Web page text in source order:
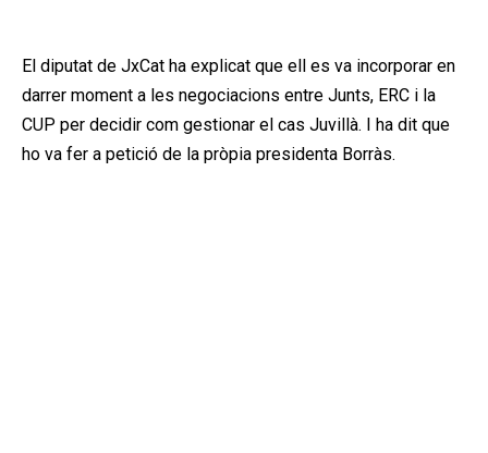
El diputat de JxCat ha explicat que ell es va incorporar en
darrer moment a les negociacions entre Junts, ERC i la
CUP per decidir com gestionar el cas Juvillà. I ha dit que
ho va fer a petició de la pròpia presidenta Borràs.